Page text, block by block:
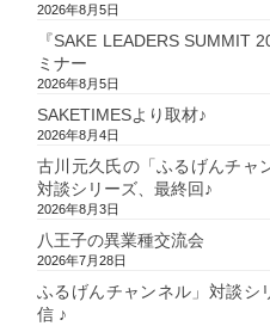
2026年8月5日
『SAKE LEADERS SUMMIT
ミナー
2026年8月5日
SAKETIMESより取材♪
2026年8月4日
古川元久氏の「ふるげんチャ
対談シリーズ、最終回♪
2026年8月3日
八王子の異業種交流会
2026年7月28日
ふるげんチャンネル」対談シ
信 ♪